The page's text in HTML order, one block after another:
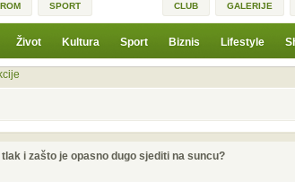
SPORT CLUB GALERIJE
Život Kultura Sport Biznis Lifestyle
i zašto je opasno dugo sjediti na suncu?